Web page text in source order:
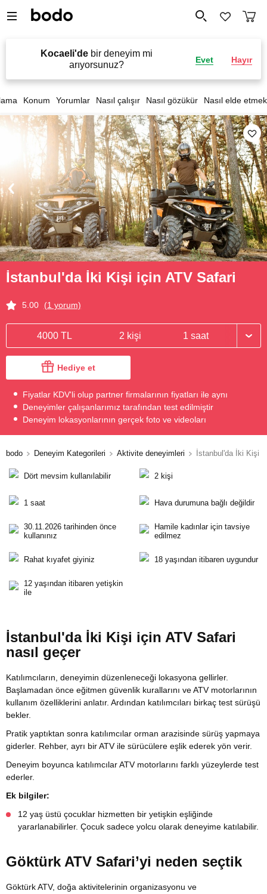
Kocaeli'debir deneyim mi
arıyorsunuz?
Evet Hayır
Konum Yorumlar Nasıl çalışır Nasıl gözükür Nasıl elde etmek
İstanbul'da İki Kişi için ATV Safari
5.00 (1 yorum)
4000 TL 2 kişi 1 saat
Hediye et
Fiyatlar KDV'li olup partner firmalarının fiyatları ile aynı
Deneyimler çalışanlarımız tarafından test edilmiştir
Deneyim lokasyonlarının gerçek foto ve videoları
bodo Deneyim Kategorileri Aktivite deneyimleri İstanbul'da İki Kişi
Dört mevsim kullanılabilir 2 kişi
1 saat Hava durumuna bağlı değildir
30.11.2026 tarihinden önce
kullanınız
Hamile kadınlar için tavsiye
edilmez
Rahat kıyafet giyiniz 18 yaşından itibaren uygundur
12 yaşından itibaren yetişkin
ile
İstanbul'da İki Kişi için ATV Safari
nasıl geçer
Katılımcıların, deneyimin düzenleneceği lokasyona gellirler.
Başlamadan önce eğitmen güvenlik kurallarını ve ATV motorlarının
kullanım özelliklerini anlatır. Ardından katılımcıları birkaç test sürüşü
bekler.
Pratik yaptıktan sonra katılımcılar orman arazisinde sürüş yapmaya
giderler. Rehber, ayrı bir ATV ile sürücülere eşlik ederek yön verir.
Deneyim boyunca katılımcılar ATV motorlarını farklı yüzeylerde test
ederler.
Ek bilgiler:
12 yaş üstü çocuklar hizmetten bir yetişkin eşliğinde
yararlanabilirler. Çocuk sadece yolcu olarak deneyime katılabilir.
Göktürk ATV Safari’yi neden seçtik
Göktürk ATV, doğa aktivitelerinin organizasyonu ve